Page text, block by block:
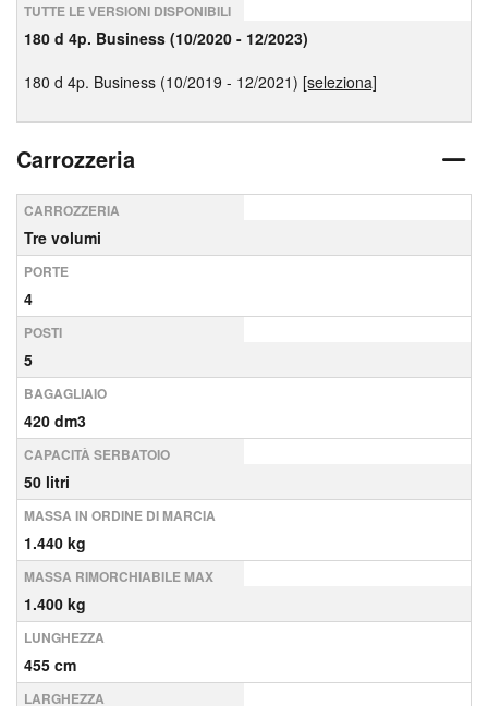
TUTTE LE VERSIONI DISPONIBILI
180 d 4p. Business (10/2020 - 12/2023)
180 d 4p. Business (10/2019 - 12/2021) [seleziona]
Carrozzeria
CARROZZERIA
Tre volumi
PORTE
4
POSTI
5
BAGAGLIAIO
420 dm3
CAPACITÀ SERBATOIO
50 litri
MASSA IN ORDINE DI MARCIA
1.440 kg
MASSA RIMORCHIABILE MAX
1.400 kg
LUNGHEZZA
455 cm
LARGHEZZA